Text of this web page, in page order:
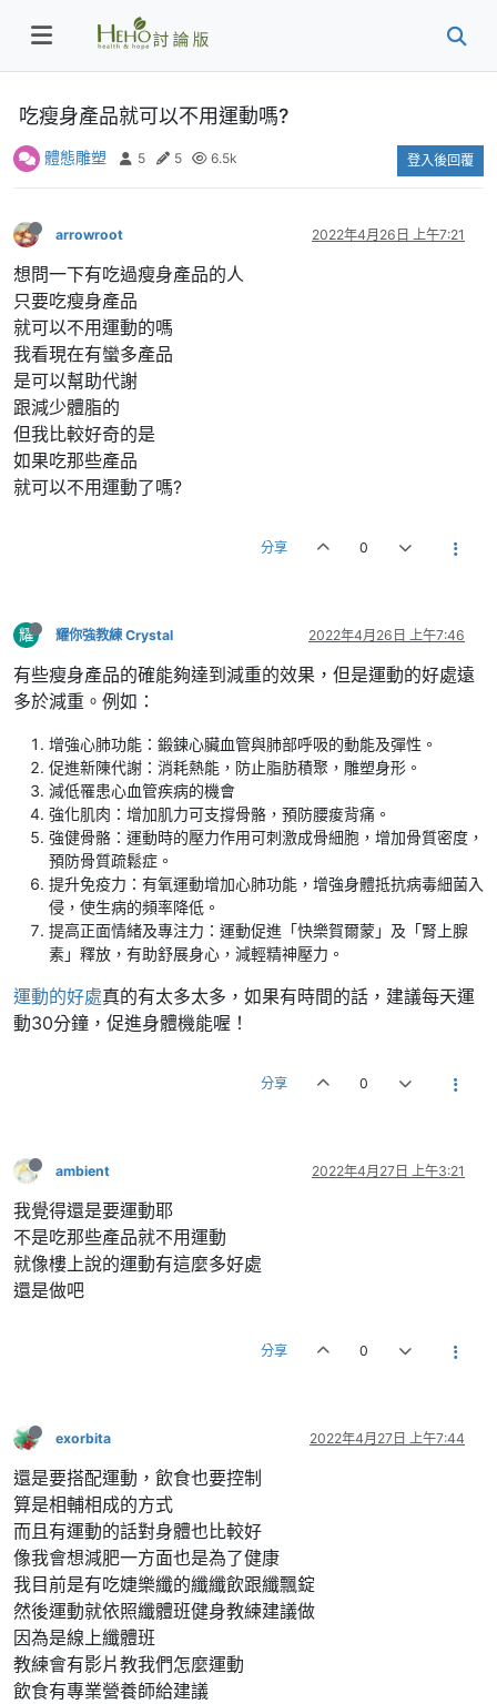
吃瘦身產品就可以不用運動嗎?
體態雕塑 5 5 6.5k 登入後回覆
arrowroot 2022年4月26日 上午7:21
想問一下有吃過瘦身產品的人
只要吃瘦身產品
就可以不用運動的嗎
我看現在有蠻多產品
是可以幫助代謝
跟減少體脂的
但我比較好奇的是
如果吃那些產品
就可以不用運動了嗎?
分享 0
耀 耀你強教練 Crystal 2022年4月26日 上午7:46
有些瘦身產品的確能夠達到減重的效果，但是運動的好處遠
多於減重。例如：
增強心肺功能：鍛鍊心臟血管與肺部呼吸的動能及彈性。
促進新陳代謝：消耗熱能，防止脂肪積聚，雕塑身形。
減低罹患心血管疾病的機會
強化肌肉：增加肌力可支撐骨骼，預防腰痠背痛。
強健骨骼：運動時的壓力作用可刺激成骨細胞，增加骨質密度，
預防骨質疏鬆症。
提升免疫力：有氧運動增加心肺功能，增強身體抵抗病毒細菌入
侵，使生病的頻率降低。
提高正面情緒及專注力：運動促進「快樂賀爾蒙」及「腎上腺
素」釋放，有助舒展身心，減輕精神壓力。
運動的好處真的有太多太多，如果有時間的話，建議每天運
動30分鐘，促進身體機能喔！
分享 0
ambient 2022年4月27日 上午3:21
我覺得還是要運動耶
不是吃那些產品就不用運動
就像樓上說的運動有這麼多好處
還是做吧
分享 0
exorbita 2022年4月27日 上午7:44
還是要搭配運動，飲食也要控制
算是相輔相成的方式
而且有運動的話對身體也比較好
像我會想減肥一方面也是為了健康
我目前是有吃婕樂纖的纖纖飲跟纖飄錠
然後運動就依照纖體班健身教練建議做
因為是線上纖體班
教練會有影片教我們怎麼運動
飲食有專業營養師給建議